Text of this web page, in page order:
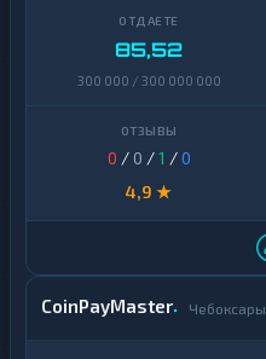
85,52
300 000 / 300 000 000
0 / 0 /1 /0
4,9 ★
CoinPayMaster Чебоксары